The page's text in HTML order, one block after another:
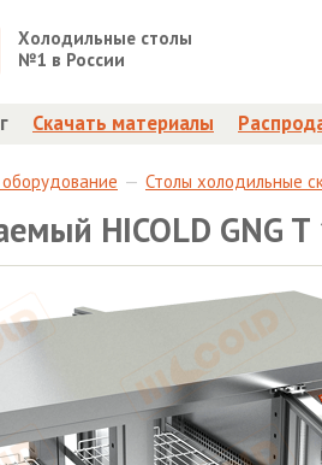
Холодильные столы
№1 в России
Скачать материалы
Столы холодильные
HICOLD GNG